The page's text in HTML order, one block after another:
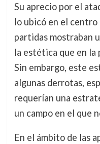
Su aprecio por el
lo ubicó en el
partidas mostraban
la estética que en
Sin embargo, este
algunas derrotas,
requerían una
un campo en el que
En el ámbito de las